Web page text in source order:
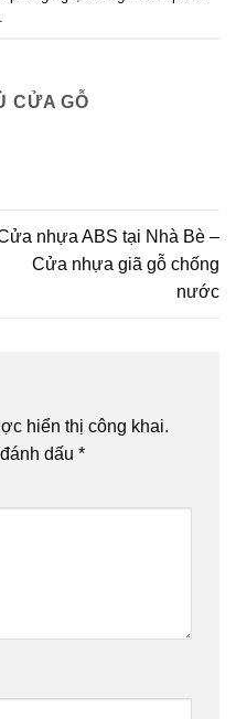
CỬA GỖ
nhựa ABS tại Nhà Bè –
Cửa nhựa giã gỗ chống
nước
hiển thị công khai.
dấu *